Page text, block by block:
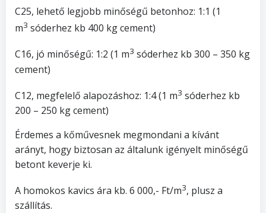
C25, lehető legjobb minőségű betonhoz: 1:1 (1
m3 sóderhez kb 400 kg cement)
C16, jó minőségű: 1:2 (1 m3 sóderhez kb 300 – 350 kg
cement)
C12, megfelelő alapozáshoz: 1:4 (1 m3 sóderhez kb
200 – 250 kg cement)
Érdemes a kőművesnek megmondani a kívánt
arányt, hogy biztosan az általunk igényelt minőségű
betont keverje ki.
A homokos kavics ára kb. 6 000,- Ft/m3, plusz a
szállítás.